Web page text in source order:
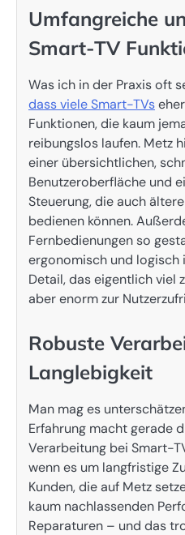
Umfangreiche
Smart-TV
Was ich in der Praxis oft
dass viele Smart-TVs
Funktionen, die kaum
reibungslos laufen. Metz
einer übersichtlichen,
Benutzeroberfläche und
Steuerung, die auch
bedienen können.
Fernbedienungen so
ergonomisch und logisch
Detail, das eigentlich viel
aber enorm zur
Robuste
Langlebigkeit
Man mag es
Erfahrung macht gerade
Verarbeitung bei Smart-
wenn es um langfristige
Kunden, die auf Metz
kaum nachlassenden
Reparaturen – und das